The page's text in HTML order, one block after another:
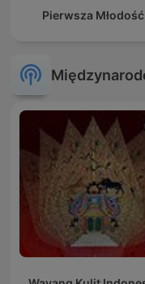
Pierwsza Młodość